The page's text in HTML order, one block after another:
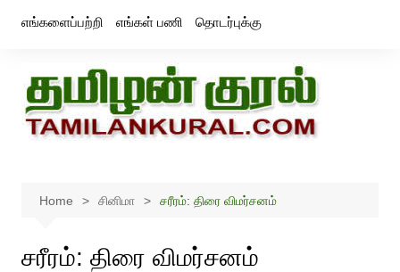
எங்களைப்பற்றி எங்கள் பணி தொடர்புக்கு
Home சினிமா சரீரம்: திரை விமர்சனம்
சரீரம்: திரை விமர்சனம்